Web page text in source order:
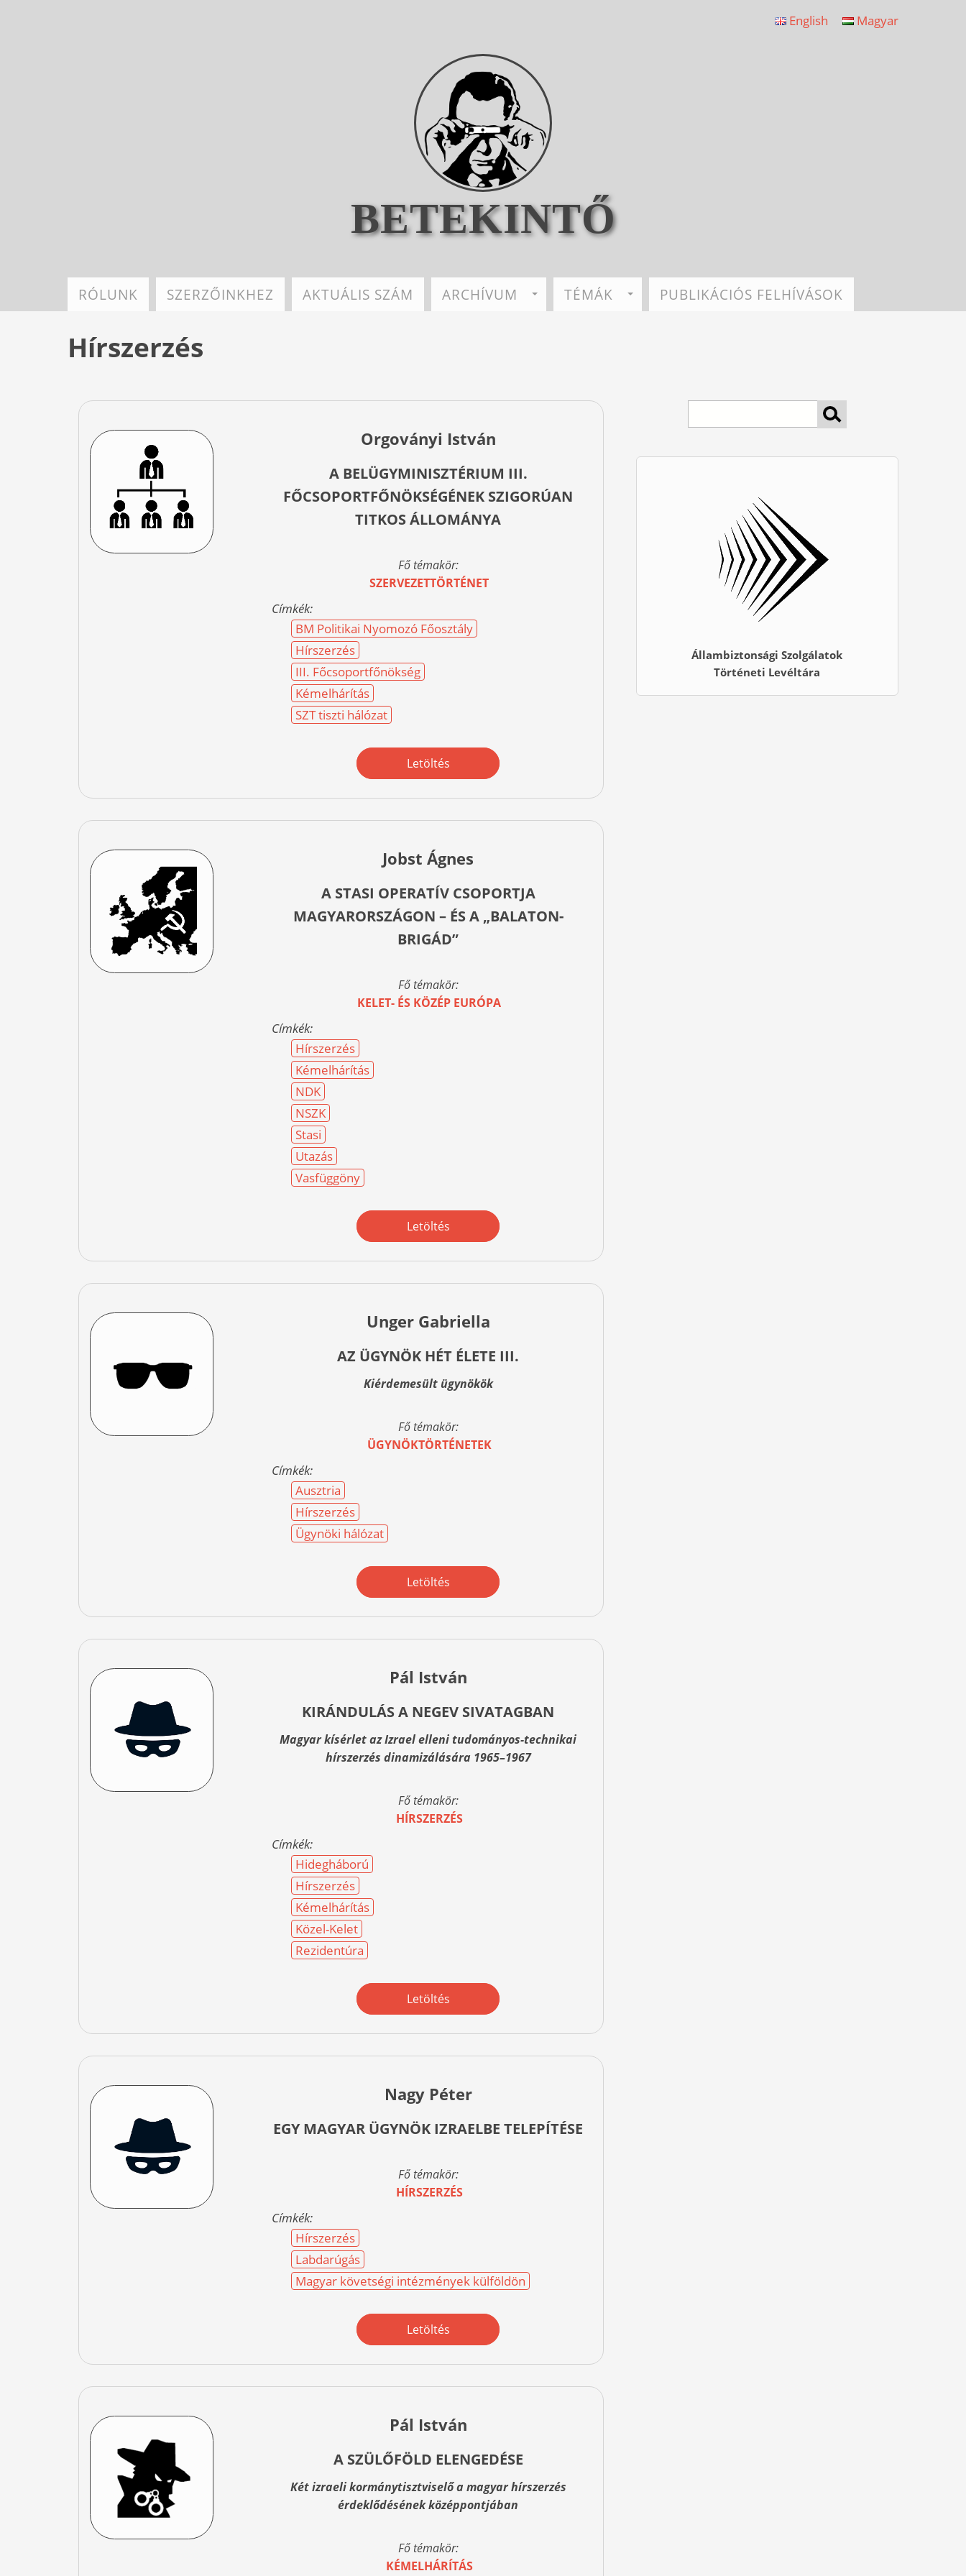
English Magyar
BETEKINTŐ
RÓLUNK SZERZŐINKHEZ AKTUÁLIS SZÁM ARCHÍVUM TÉMÁK PUBLIKÁCIÓS FELHÍVÁSOK
Hírszerzés
Orgoványi István
A BELÜGYMINISZTÉRIUM III.
FŐCSOPORTFŐNÖKSÉGÉNEK SZIGORÚAN
TITKOS ÁLLOMÁNYA
Fő témakör:
SZERVEZETTÖRTÉNET
Címkék:
BM Politikai Nyomozó Főosztály
Hírszerzés
III. Főcsoportfőnökség
Kémelhárítás
SZT tiszti hálózat
Letöltés
Jobst Ágnes
A STASI OPERATÍV CSOPORTJA
MAGYARORSZÁGON – ÉS A „BALATON-
BRIGÁD”
Fő témakör:
KELET- ÉS KÖZÉP EURÓPA
Címkék:
Hírszerzés
Kémelhárítás
NDK
NSZK
Stasi
Utazás
Vasfüggöny
Letöltés
Unger Gabriella
AZ ÜGYNÖK HÉT ÉLETE III.
Kiérdemesült ügynökök
Fő témakör:
ÜGYNÖKTÖRTÉNETEK
Címkék:
Ausztria
Hírszerzés
Ügynöki hálózat
Letöltés
Pál István
KIRÁNDULÁS A NEGEV SIVATAGBAN
Magyar kísérlet az Izrael elleni tudományos-technikai
hírszerzés dinamizálására 1965–1967
Fő témakör:
HÍRSZERZÉS
Címkék:
Hidegháború
Hírszerzés
Kémelhárítás
Közel-Kelet
Rezidentúra
Letöltés
Nagy Péter
EGY MAGYAR ÜGYNÖK IZRAELBE TELEPÍTÉSE
Fő témakör:
HÍRSZERZÉS
Címkék:
Hírszerzés
Labdarúgás
Magyar követségi intézmények külföldön
Letöltés
Pál István
A SZÜLŐFÖLD ELENGEDÉSE
Két izraeli kormánytisztviselő a magyar hírszerzés
érdeklődésének középpontjában
Fő témakör:
KÉMELHÁRÍTÁS
Állambiztonsági Szolgálatok
Történeti Levéltára